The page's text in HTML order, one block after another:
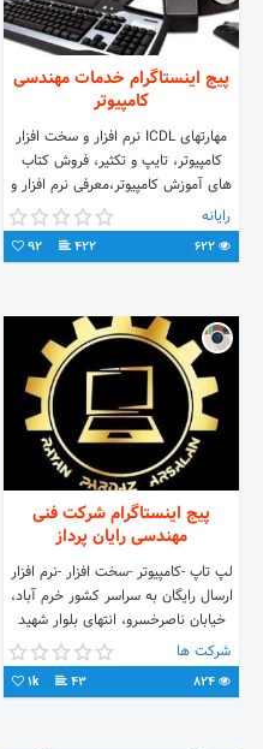
پیج اینستاگرام خدمات مهندسی
کامپیوتر
مهارتهای ICDL نرم افزار و سخت افزار
کامپیوتر، تایپ و تکثیر، فروش کتاب
های آموزش کامپیوتر،معرفی نرم افزار و
مطالب کامپیوتر در وبلاگ، اینستاگرام،
فیسبوک
رایانه
422
92
پیج اینستاگرام شرکت فنی
مهندسی رایان پرداز
لپ تاپ -کامپیوتر -سخت افزار -نرم افزار
ارسال رایگان به سراسر کشور خرم آباد،
خیابان ناصرخسرو، انتهای بلوار شهید
نادمی ۰۶۶-۳۳۲۰۷۲۱۵ ۰۹۱۶۵۵۵۵۶۰۴
طولابی
شرکت ها
43
1k